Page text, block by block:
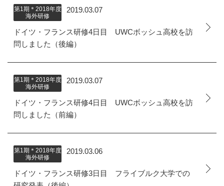
第1期＊2018年度
海外研修
2019.03.07
ドイツ・フランス研修4日目 UWCボッシュ高校を訪
問しました（後編）
第1期＊2018年度
海外研修
2019.03.07
ドイツ・フランス研修4日目 UWCボッシュ高校を訪
問しました（前編）
第1期＊2018年度
海外研修
2019.03.06
ドイツ・フランス研修3日目 フライブルク大学での